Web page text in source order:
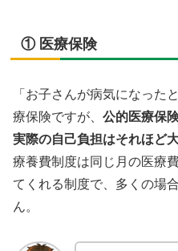
① 医療保険
「お子さんが病気になった
療保険ですが、 公的医療保
実際の自己負担はそれほど
療養費制度は同じ月の医療
てくれる制度で、多くの場
ん。